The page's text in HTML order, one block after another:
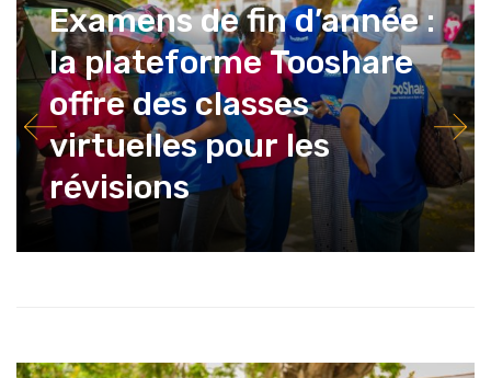
Examens de fin d’année :
la plateforme Tooshare
offre des classes
virtuelles pour les
révisions